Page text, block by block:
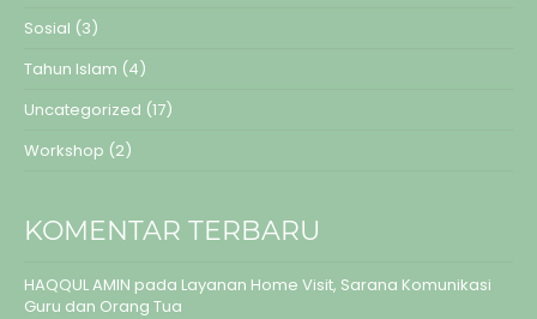
Sosial (3)
Tahun Islam (4)
Uncategorized (17)
Workshop (2)
KOMENTAR TERBARU
HAQQUL AMIN pada Layanan Home Visit, Sarana Komunikasi
Guru dan Orang Tua